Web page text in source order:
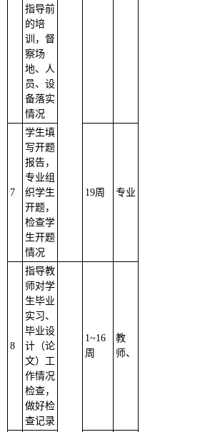
指导前
的培
训，督
察场
地、人
员、设
备落实
情况
7
学生填
写开题
报告，
专业组
织学生
开题，
检查学
生开题
情况
19周 专业
8
指导教
师对学
生毕业
实习、
毕业设
计（论
文）工
作情况
检查，
做好检
查记录
1~16
周
教
师、